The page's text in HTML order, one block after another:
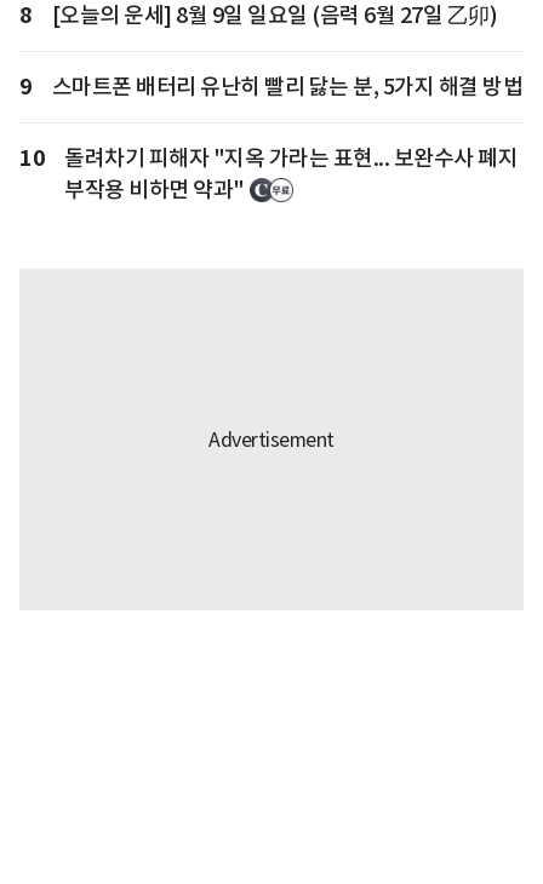
8 [오늘의 운세] 8월 9일 일요일 (음력 6월 27일 乙卯)
9 스마트폰 배터리 유난히 빨리 닳는 분, 5가지 해결 방법
10
돌려차기 피해자 "지옥 가라는 표현... 보완수사 폐지
부작용 비하면 약과"